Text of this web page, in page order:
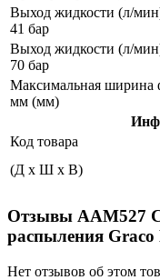
Выход жидкости (л/
41 бар
Выход жидкости (л/
70 бар
Максимальная ширина
мм (мм)
Код товара
(Д x Ш x В)
Отзывы AAM527
распыления Graco
Нет отзывов об этом